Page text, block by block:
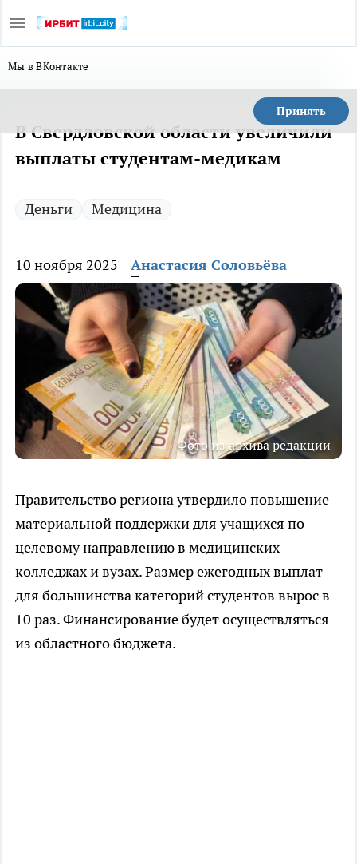
Мы в ВКонтакте
Принять
В Свердловской области увеличили
выплаты студентам-медикам
Деньги Медицина
10 ноября 2025 Анастасия Соловьёва
Фото из архива редакции
Правительство региона утвердило повышение
материальной поддержки для учащихся по
целевому направлению в медицинских
колледжах и вузах. Размер ежегодных выплат
для большинства категорий студентов вырос в
10 раз. Финансирование будет осуществляться
из областного бюджета.